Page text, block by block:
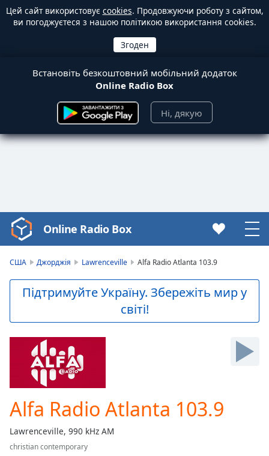
Цей сайт використовує cookies. Продовжуючи роботу з сайтом,
ви погоджуєтеся з нашою політикою використання cookies.
Встановіть безкоштовний мобільний додаток
Online Radio Box
Ні, дякую
Video
Player
Video
Skip
Forward
Current
Loaded:
0.00%
Online Radio Box
США Джорджія Lawrenceville Alfa Radio Atlanta 103.9
Підтримуйте Україну. Збережіть мир у
світі!
Alfa Radio Atlanta 103.9
Lawrenceville, 990 kHz AM
christian contemporary